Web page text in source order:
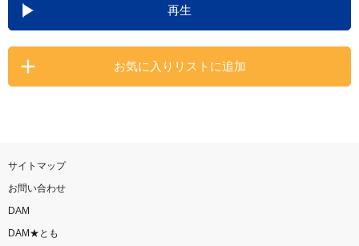
カラオケ最新情報をチェック！
再生
お気に入りリストに追加
サイトマップ
お問い合わせ
DAM
DAM★とも